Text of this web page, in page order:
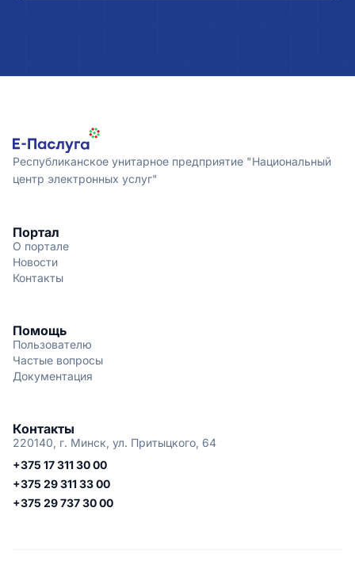
Республиканское унитарное предприятие "Национальный
центр электронных услуг"
Портал
О портале
Новости
Контакты
Помощь
Пользователю
Частые вопросы
Документация
Контакты
220140, г. Минск, ул. Притыцкого, 64
+375 17 311 30 00
+375 29 311 33 00
+375 29 737 30 00